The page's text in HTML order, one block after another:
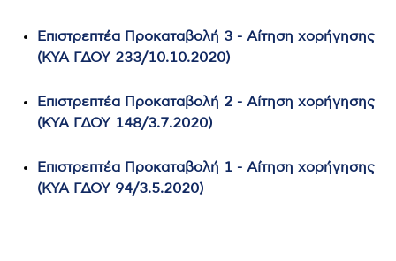
Επιστρεπτέα Προκαταβολή 3 - Αίτηση χορήγησης
(ΚΥΑ ΓΔΟΥ 233/10.10.2020)
Επιστρεπτέα Προκαταβολή 2 - Αίτηση χορήγησης
(ΚΥΑ ΓΔΟΥ 148/3.7.2020)
Επιστρεπτέα Προκαταβολή 1 - Αίτηση χορήγησης
(ΚΥΑ ΓΔΟΥ 94/3.5.2020)